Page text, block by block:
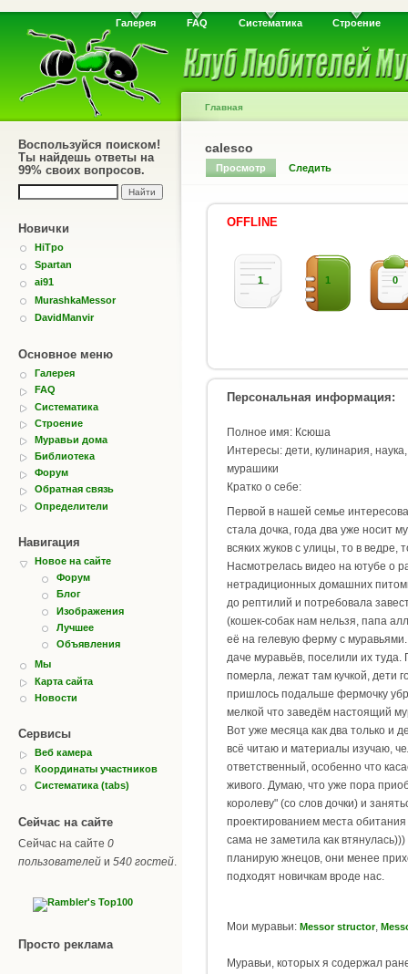
Галерея FAQ Систематика Строение
Воспользуйся поиском!
Ты найдешь ответы на
99% своих вопросов.
Новички
HiTpo
Spartan
ai91
MurashkaMessor
DavidManvir
Основное меню
Галерея
FAQ
Систематика
Строение
Муравьи дома
Библиотека
Форум
Обратная связь
Определители
Навигация
Новое на сайте
Форум
Блог
Изображения
Лучшее
Объявления
Мы
Карта сайта
Новости
Сервисы
Веб камера
Координаты участников
Систематика (tabs)
Сейчас на сайте
Сейчас на сайте 0
пользователей и 540 гостей.
Просто реклама
Главная
calesco
Просмотр Следить
OFFLINE
1 1 0
Персональная информация:
Полное имя: Ксюша
Интересы: дети, кулинария,
мурашики
Кратко о себе:
Первой в нашей семье
стала дочка, года два уже носит
всяких жуков с улицы, то в ведре,
Насмотрелась видео на ютубе о
нетрадиционных домашних
до рептилий и потребовала
(кошек-собак нам нельзя, папа
её на гелевую ферму с
даче муравьёв, поселили их
померла, лежат там кучкой, дети
пришлось подальше фермочку
мелкой что заведём настоящий
Вот уже месяца как два только и
всё читаю и материалы изучаю,
ответственный, особенно что
живого. Думаю, что уже пора
королеву" (со слов дочки) и
проектированием места
сама не заметила как
планирую жнецов, они менее
подходят новичкам вроде нас.
Мои муравьи: Messor structor,
Муравьи, которых я содержал